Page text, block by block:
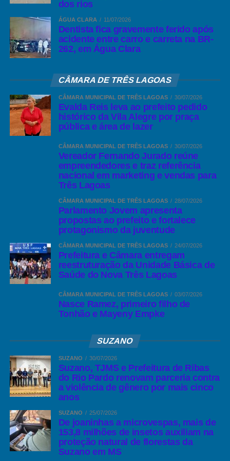
— Solicitação de uma viatura para o Destacamento de Policia,
— Solicitação de construção do Centro Comunitário e
campo de futebol na Vila Piloto.
— Solicitação de construção de asfalto nas ruas da Vila
— Solicitação de construção de uma Escola no bairro Santa Rita;
— Pedido de duzentas linhas de telefônicas em Arapuá;
— Colocação de iluminação sobre a ponte do Distrito de
— Solicitação da reforma da escola municipal de Garcias.
Mensagem do ArapuáMS
Hoje é um dia especial em nosso calendário finalmente chegou o
seu dia é um momento de ser feliz de se alegrar e desejar coisas
boas, afinal não são todos os dias que temos um motivo bom pra
ser comemorado.
Esperamos que esteja feliz com esta data, tirando proveito de
cada momento, cada sorriso que lhe seja direcionado, cada
divirta-se. Que seu aniversário sejaum marco de realizações em
sua vida e família, o momento é especial para muitos que com
certeza admiram e torcem muito por você.
Você está no auge da maturidade da experiência e tem que se
orgulhar muito por isso. Obrigado por fazer parte do nosso
Distrito de Arapuá, pediremos a Deus que conserve bons dias em
seu viver. Feliz Aniversário que você esteja Feliz com esta data.
fundação.
Fonte:OImparcial
Comentários Facebook
dos rios
ÁGUA CLARA 11/07/2026
Dentista fica gravemente ferido após
acidente entre carro e carreta na BR-
262, em Água Clara
CÂMARA DE TRÊS LAGOAS
CÂMARA MUNICIPAL DE TRÊS LAGOAS 30/07/2026
Evalda Reis leva ao prefeito pedido
histórico da Vila Alegre por praça
pública e área de lazer
CÂMARA MUNICIPAL DE TRÊS LAGOAS 30/07/2026
Vereador Fernando Jurado reúne
empreendedores e traz referência
nacional em marketing e vendas para
Três Lagoas
CÂMARA MUNICIPAL DE TRÊS LAGOAS 28/07/2026
Parlamento Jovem apresenta
propostas ao prefeito e fortalece
protagonismo da juventude
CÂMARA MUNICIPAL DE TRÊS LAGOAS 24/07/2026
Prefeitura e Câmara entregam
reestruturação da Unidade Básica de
Saúde do Nova Três Lagoas
CÂMARA MUNICIPAL DE TRÊS LAGOAS 03/07/2026
Nasce Ramez, primeiro filho de
Tonhão e Mayeny Empke
SUZANO
SUZANO 30/07/2026
Suzano, TJMS e Prefeitura de Ribas
do Rio Pardo renovam parceria contra
a violência de gênero por mais cinco
anos
SUZANO 25/07/2026
De joaninhas a microvespas, mais de
153,8 milhões de insetos auxiliam na
proteção natural de florestas da
Suzano em MS